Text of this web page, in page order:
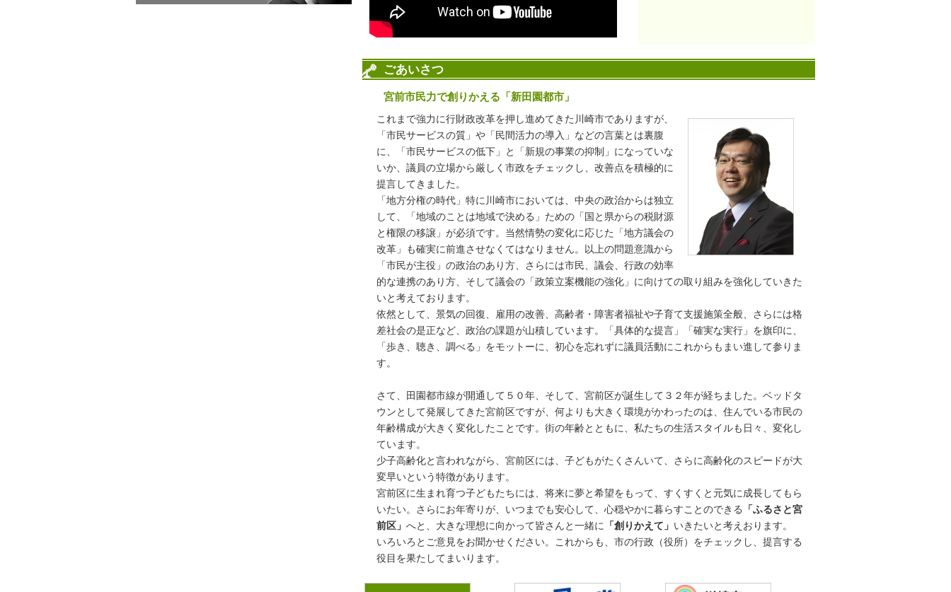
川崎市バス｢間引きダイヤ｣ これでいいのか（タウンニュース記事）
2024-04-25
おだかつひさPress 第51号
2023-09-01
「昭和大学鷺沼新キャンパス」に寄せる期待は（タウンニュース記事）
～駅周辺再整備との相乗効果なるか～
おだかつひさPress 第50号
おだかつひさPress「2023年春季号（第50号）」を掲載しました
2023-03-24
活力と潤いのあるまち｢新しい宮前区｣（タウンニュース記事）
～宮前区のミライづくりプロジェクト｣が動いています～
2023-03-10
宮前区民は税金で３回も損をしている!?
国と県からもっと税金を取り戻したい。
2022-12-09
鷺沼駅前開発事業が再スタート（タウンニュース記事）
～ 新型コロナによる事業検証と見直し ～
2022-11-11
小児医療費助成 中学３年まで拡大（タウンニュース記事）
～本来なら国が制度を整えるべき～
2022-10-09
｢保育施設｣が定員割れ！？（タウンニュース記事）
～もっと「地域型保育事業」を知ってほしい～
2022-04-01
おだかつひさPress「2022年春季号（第49号）」を掲載しました
2022-03-25
「空き家」対策、待ったなし（タウンニュース記事）
～抑制と利・活用で地域コミュニティ活性化～
2022-02-11
「交差点」のストレス軽減へ（タウンニュース記事）
～宮前区の渋滞を解消し、住みやすいまちに～
2022-02-01
かわら版 第18号
「かわら版 第18号」を掲載しました
2021-12-24
コロナ禍を鷺沼再開発深化への好機に（タウンニュース記事）
2021-09-22
ごあいさつ
宮前市民力で創りかえる「新田園都市」
これまで強力に行財政改革を押し進めてきた川崎市でありますが、
「市民サービスの質」や「民間活力の導入」などの言葉とは裏腹
に、「市民サービスの低下」と「新規の事業の抑制」になっていな
いか、議員の立場から厳しく市政をチェックし、改善点を積極的に
提言してきました。
「地方分権の時代」特に川崎市においては、中央の政治からは独立
して、「地域のことは地域で決める」ための「国と県からの税財源
と権限の移譲」が必須です。当然情勢の変化に応じた「地方議会の
改革」も確実に前進させなくてはなりません。以上の問題意識から
「市民が主役」の政治のあり方、さらには市民、議会、行政の効率
的な連携のあり方、そして議会の「政策立案機能の強化」に向けての取り組みを強化していきた
いと考えております。
依然として、景気の回復、雇用の改善、高齢者・障害者福祉や子育て支援施策全般、さらには格
差社会の是正など、政治の課題が山積しています。「具体的な提言」「確実な実行」を旗印に、
「歩き、聴き、調べる」をモットーに、初心を忘れずに議員活動にこれからもまい進して参りま
す。
さて、田園都市線が開通して５０年、そして、宮前区が誕生して３２年が経ちました。ベッドタ
ウンとして発展してきた宮前区ですが、何よりも大きく環境がかわったのは、住んでいる市民の
年齢構成が大きく変化したことです。街の年齢とともに、私たちの生活スタイルも日々、変化し
ています。
少子高齢化と言われながら、宮前区には、子どもがたくさんいて、さらに高齢化のスピードが大
変早いという特徴があります。
宮前区に生まれ育つ子どもたちには、将来に夢と希望をもって、すくすくと元気に成長してもら
いたい。さらにお年寄りが、いつまでも安心して、心穏やかに暮らすことのできる
「ふるさと宮
前区」 へと、大きな理想に向かって皆さんと一緒に 「創りかえて」 いきたいと考えおります。
いろいろとご意見をお聞かせください。これからも、市の行政（役所）をチェックし、提言する
役目を果たしてまいります。